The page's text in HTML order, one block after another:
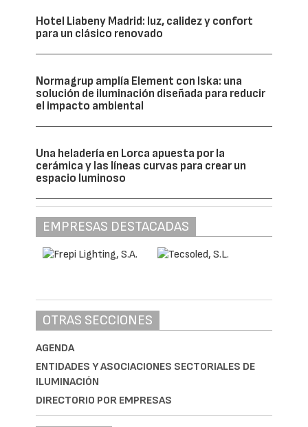
Hotel Liabeny Madrid: luz, calidez y confort
para un clásico renovado
Normagrup amplía Element con Iska: una
solución de iluminación diseñada para reducir
el impacto ambiental
Una heladería en Lorca apuesta por la
cerámica y las líneas curvas para crear un
espacio luminoso
EMPRESAS DESTACADAS
OTRAS SECCIONES
AGENDA
ENTIDADES Y ASOCIACIONES SECTORIALES DE
ILUMINACIÓN
DIRECTORIO POR EMPRESAS